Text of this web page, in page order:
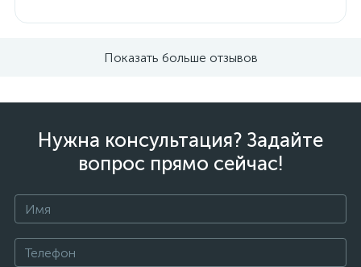
Показать больше отзывов
Нужна консультация? Задайте
вопрос прямо сейчас!